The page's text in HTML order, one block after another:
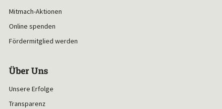
Mitmach-Aktionen
Online spenden
Fördermitglied werden
Über Uns
Unsere Erfolge
Transparenz